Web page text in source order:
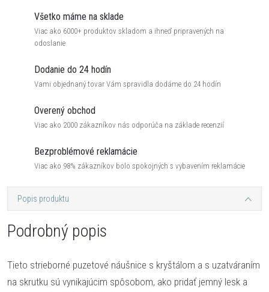
Všetko máme na sklade
Viac ako 6000+ produktov skladom a ihneď pripravených na
odoslanie
Dodanie do 24 hodín
Vami objednaný tovar Vám spravidla dodáme do 24 hodín
Overený obchod
Viac ako 2000 zákazníkov nás odporúča na základe recenzií
Bezproblémové reklamácie
Viac ako 98% zákazníkov bolo spokojných s vybavením reklamácie
Popis produktu
Podrobný popis
Tieto strieborné puzetové náušnice s kryštálom a s uzatváraním
na skrutku sú vynikajúcim spôsobom, ako pridať jemný lesk a